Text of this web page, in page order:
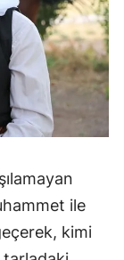
ile
kimi